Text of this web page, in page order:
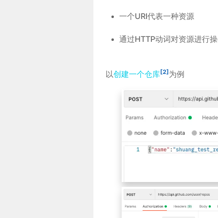
一个URI代表一种资源
通过HTTP动词对资源进行
以创建一个仓库[2]为例